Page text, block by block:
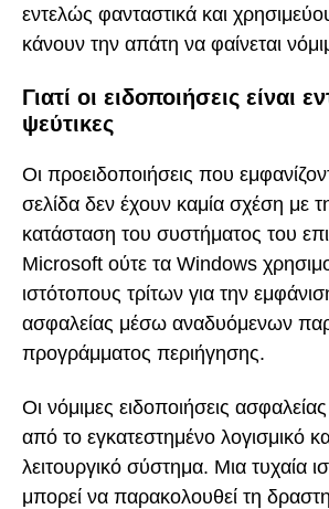
εντελώς φανταστικά και
κάνουν την απάτη να φαίνεται
Γιατί οι ειδοποιήσεις είναι
ψεύτικες
Οι προειδοποιήσεις που
σελίδα δεν έχουν καμία σχέση με
κατάσταση του συστήματος του
Microsoft ούτε τα Windows
ιστότοπους τρίτων για την
ασφαλείας μέσω αναδυόμενων
προγράμματος περιήγησης.
Οι νόμιμες ειδοποιήσεις
από το εγκατεστημένο λογισμικό
λειτουργικό σύστημα. Μια τυχαία
μπορεί να παρακολουθεί τη